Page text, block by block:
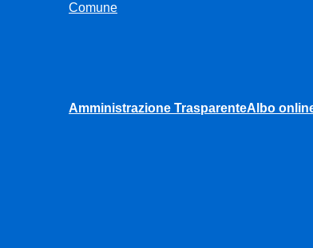
Comune
Amministrazione TrasparenteAlbo